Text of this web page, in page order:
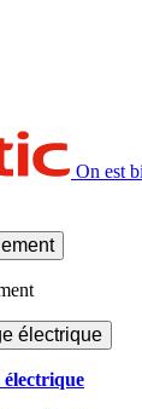
On est
électrique